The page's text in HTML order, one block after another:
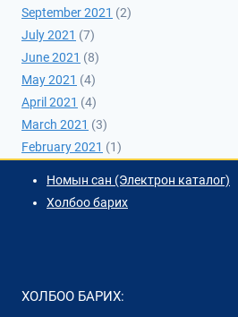
September 2021 (2)
July 2021 (7)
June 2021 (8)
May 2021 (4)
April 2021 (4)
March 2021 (3)
February 2021 (1)
Номын сан (Электрон каталог)
Холбоо барих
ХОЛБОО БАРИХ: